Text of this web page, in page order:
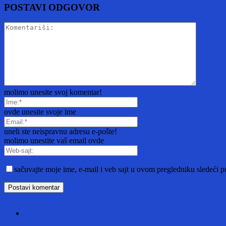
POSTAVI ODGOVOR
molimo unesite svoj komentar!
ovde unesite svoje ime
uneli ste neispravnu adresu e-pošte!
molimo unestite vaš email ovde
sačuvajte moje ime, e-mail i veb sajt u ovom pregledniku sledeći